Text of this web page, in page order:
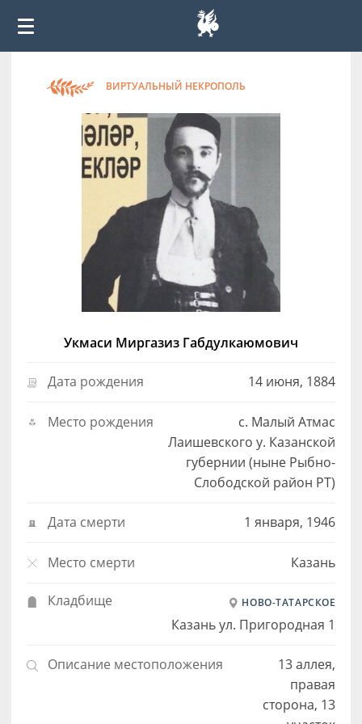
ВИРТУАЛЬНЫЙ НЕКРОПОЛЬ
Укмаси Миргазиз Габдулкаюмович
Дата рождения 14 июня, 1884
Место рождения
c. Малый Атмас
Лаишевского у. Казанской
губернии (ныне Рыбно-
Слободской район РТ)
Дата смерти 1 января, 1946
Место смерти Казань
Кладбище НОВО-ТАТАРСКОЕ
Казань ул. Пригородная 1
Описание местоположения
13 аллея,
правая
сторона, 13